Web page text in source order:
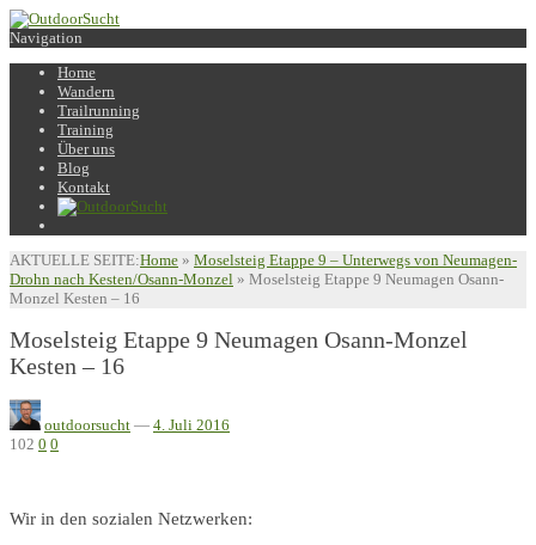
Navigation
Home
Wandern
Trailrunning
Training
Über uns
Blog
Kontakt
AKTUELLE SEITE:Home » Moselsteig Etappe 9 – Unterwegs von Neumagen-
Drohn nach Kesten/Osann-Monzel » Moselsteig Etappe 9 Neumagen Osann-
Monzel Kesten – 16
Moselsteig Etappe 9 Neumagen Osann-Monzel
Kesten – 16
outdoorsucht — 4. Juli 2016
102 0 0
Wir in den sozialen Netzwerken: